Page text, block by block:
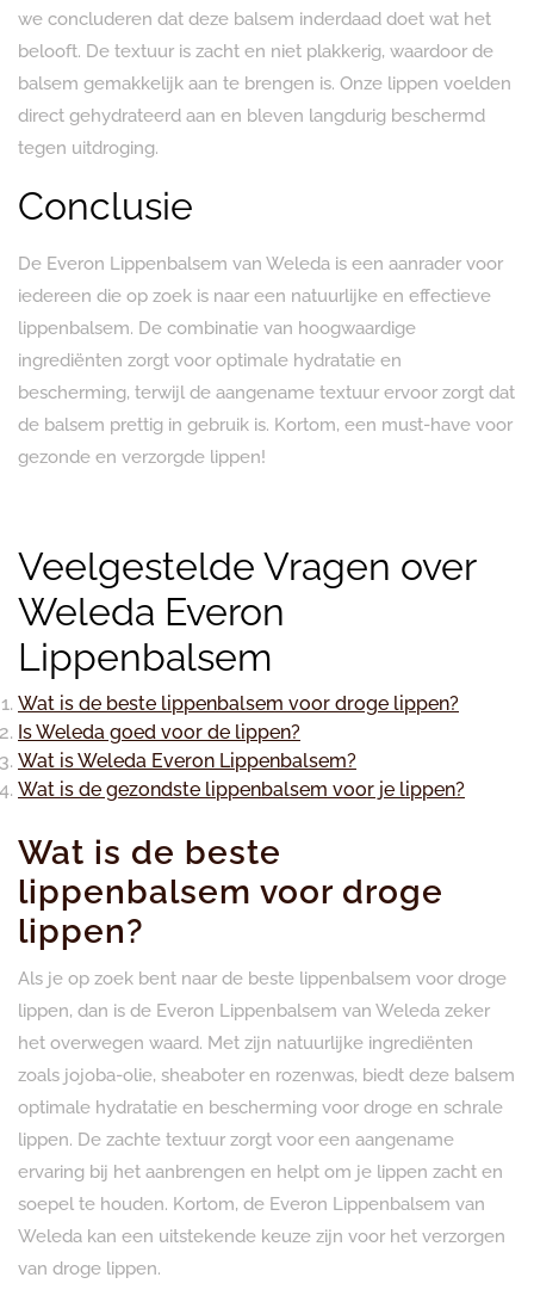
we concluderen dat deze balsem inderdaad doet wat het
belooft. De textuur is zacht en niet plakkerig, waardoor de
balsem gemakkelijk aan te brengen is. Onze lippen voelden
direct gehydrateerd aan en bleven langdurig beschermd
tegen uitdroging.
Conclusie
De Everon Lippenbalsem van Weleda is een aanrader voor
iedereen die op zoek is naar een natuurlijke en effectieve
lippenbalsem. De combinatie van hoogwaardige
ingrediënten zorgt voor optimale hydratatie en
bescherming, terwijl de aangename textuur ervoor zorgt dat
de balsem prettig in gebruik is. Kortom, een must-have voor
gezonde en verzorgde lippen!
Veelgestelde Vragen over
Weleda Everon
Lippenbalsem
Wat is de beste lippenbalsem voor droge lippen?
Is Weleda goed voor de lippen?
Wat is Weleda Everon Lippenbalsem?
Wat is de gezondste lippenbalsem voor je lippen?
Wat is de beste
lippenbalsem voor droge
lippen?
Als je op zoek bent naar de beste lippenbalsem voor droge
lippen, dan is de Everon Lippenbalsem van Weleda zeker
het overwegen waard. Met zijn natuurlijke ingrediënten
zoals jojoba-olie, sheaboter en rozenwas, biedt deze balsem
optimale hydratatie en bescherming voor droge en schrale
lippen. De zachte textuur zorgt voor een aangename
ervaring bij het aanbrengen en helpt om je lippen zacht en
soepel te houden. Kortom, de Everon Lippenbalsem van
Weleda kan een uitstekende keuze zijn voor het verzorgen
van droge lippen.